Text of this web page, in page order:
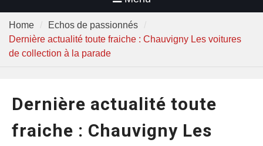
Home
Echos de passionnés
Dernière actualité toute fraiche : Chauvigny Les voitures
de collection à la parade
Dernière actualité toute
fraiche : Chauvigny Les